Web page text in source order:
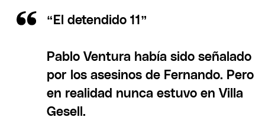
“El detendido 11”
Pablo Ventura había sido señalado
por los asesinos de Fernando. Pero
en realidad nunca estuvo en Villa
Gesell.